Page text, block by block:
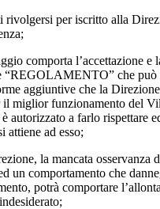
rivolgersi per iscritto alla
comporta l’accettazione e
“REGOLAMENTO” che può
aggiuntive che la
il miglior funzionamento del
autorizzato a farlo rispettare
attiene ad esso;
la mancata osservanza
un comportamento che
potrà comportare